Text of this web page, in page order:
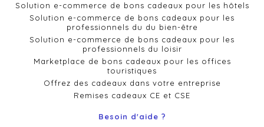
Solution e-commerce de bons cadeaux pour les hôtels
Solution e-commerce de bons cadeaux pour les
professionnels du du bien-être
Solution e-commerce de bons cadeaux pour les
professionnels du loisir
Marketplace de bons cadeaux pour les offices
touristiques
Offrez des cadeaux dans votre entreprise
Remises cadeaux CE et CSE
Besoin d'aide ?